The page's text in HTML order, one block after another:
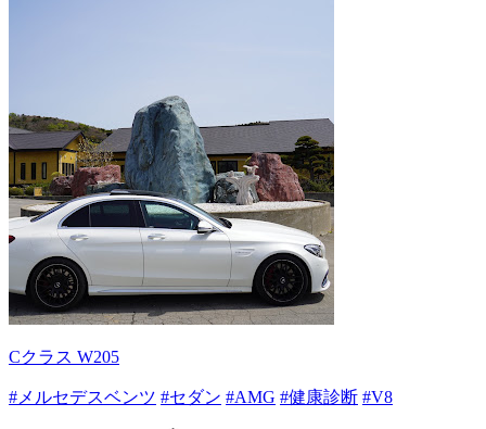
Cクラス W205
#メルセデスベンツ #セダン #AMG #健康診断 #V8